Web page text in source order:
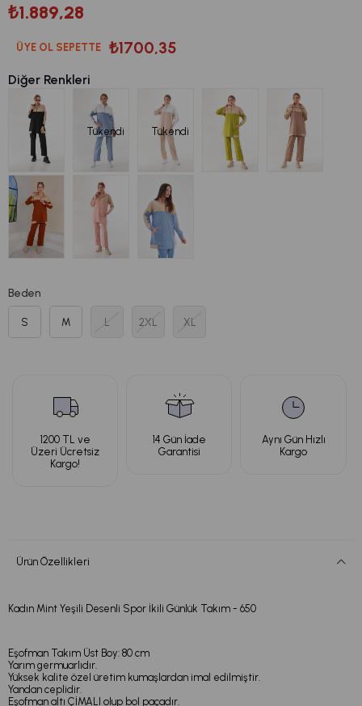
₺1.889,28
ÜYE OL SEPETTE ₺1700,35
Diğer Renkleri
Tükendi Tükendi
Beden
S M L 2XL XL
1200 TL ve
Üzeri Ücretsiz
Kargo!
14 Gün İade
Garantisi
Aynı Gün Hızlı
Kargo
Ürün Özellikleri
Kadın Mint Yeşili Desenli Spor İkili Günlük Takım - 650
Eşofman Takım Üst Boy: 80 cm
Yarım germuarlıdır.
Yüksek kalite özel üretim kumaşlardan imal edilmiştir.
Yandan ceplidir.
Eşofman altı ÇİMALI olup bol paçadır.